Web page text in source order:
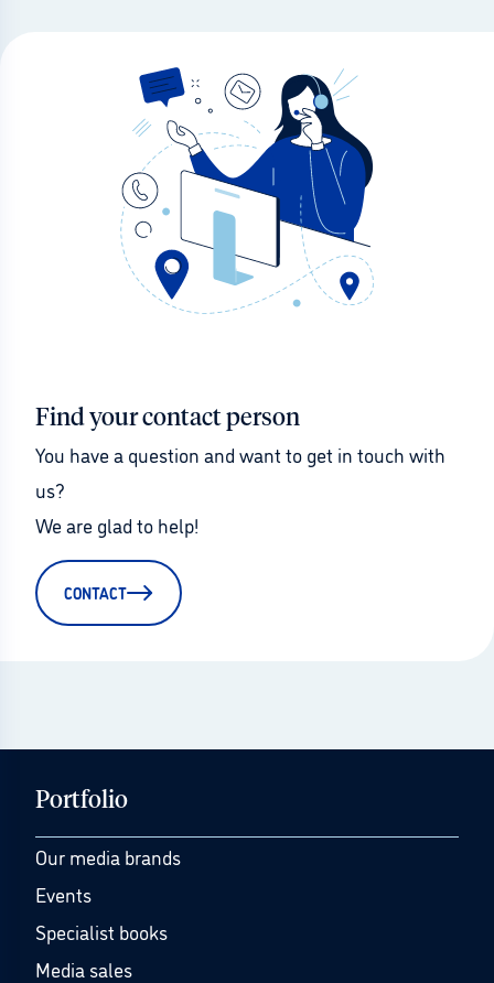
Find your contact person
You have a question and want to get in touch with
us?
We are glad to help!
CONTACT
Portfolio
Our media brands
Events
Specialist books
Media sales